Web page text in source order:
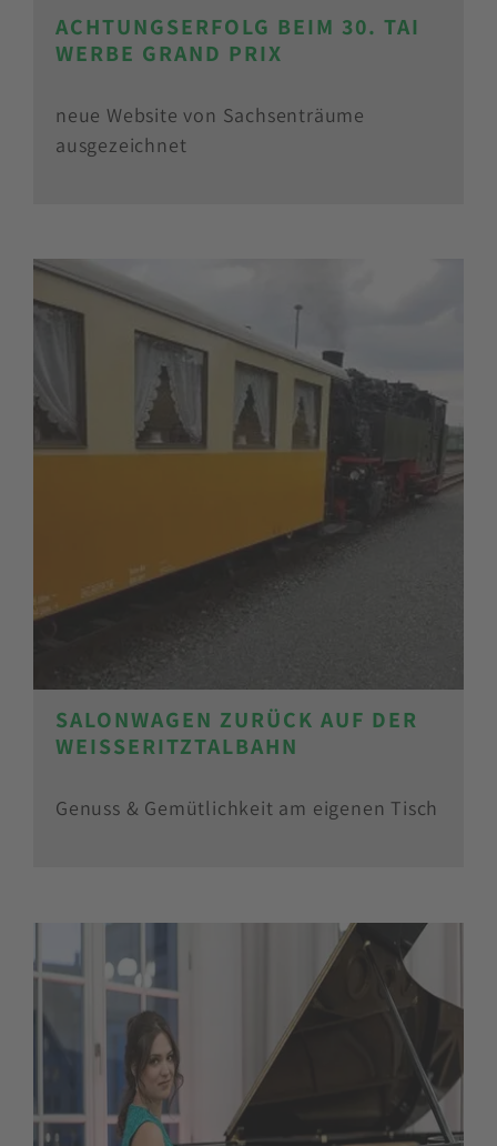
ACHTUNGSERFOLG BEIM 30. TAI
WERBE GRAND PRIX
neue Website von Sachsenträume
ausgezeichnet
SALONWAGEN ZURÜCK AUF DER
WEISSERITZTALBAHN
Genuss & Gemütlichkeit am eigenen Tisch